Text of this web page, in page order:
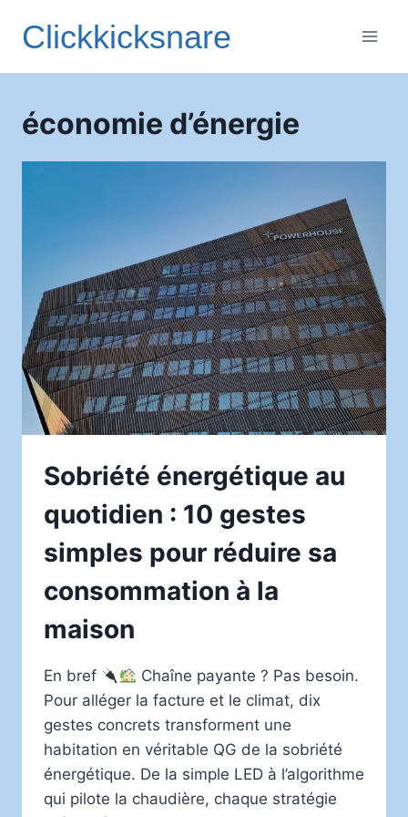
Clickkicksnare
économie d’énergie
Sobriété énergétique au
quotidien : 10 gestes
simples pour réduire sa
consommation à la
maison
En bref
Chaîne payante ? Pas besoin.
Pour alléger la facture et le climat, dix
gestes concrets transforment une
habitation en véritable QG de la sobriété
énergétique. De la simple LED à l’algorithme
qui pilote la chaudière, chaque stratégie